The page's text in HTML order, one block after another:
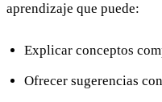
aprendizaje que puede:
Explicar conceptos
Ofrecer sugerencias